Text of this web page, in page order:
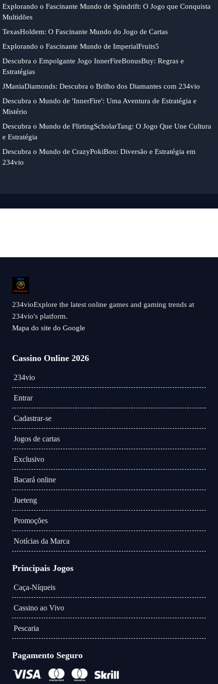
Explorando o Fascinante Mundo de Spindrift: O Jogo que Conquista
Multidões
TexasHoldem: O Fascinante Mundo do Jogo de Cartas
Explorando o Fascinante Mundo de ImperialFruits5
Descubra o Empolgante Jogo InnerFireBonusBuy: Regras e
Estratégias
JManiaDiamonds: Descubra o Brilho dos Diamantes com 234vio
Descubra o Mundo de 'InnerFire': Uma Aventura de Estratégia e
Mistério
Descubra o Mundo de FlirtingScholarTang: O Jogo Que Une Cultura
e Estratégia
Descubra o Mundo de CrazyPokiBoo: Diversão e Estratégia em
234vio
234vioExplore the latest online games and gaming trends at
234vio's platform.
Mapa do site do Google
Cassino Online 2026
234vio
Entrar
Cadastrar-se
Jogos de cartas
Exclusivo
Bacará online
Jueteng
Promoções
Notícias da Marca
Principais Jogos
Caça-Níqueis
Cassino ao Vivo
Pescaria
Pagamento Seguro